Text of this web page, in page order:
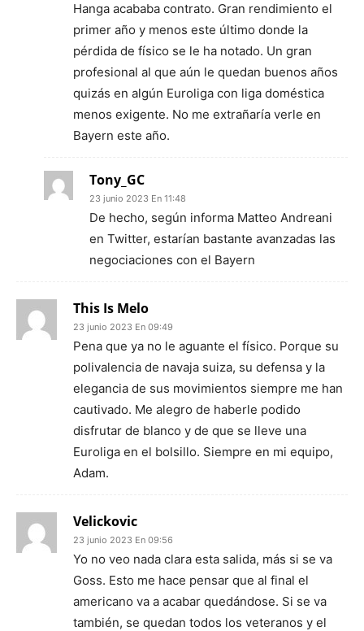
Hanga acababa contrato. Gran rendimiento el
primer año y menos este último donde la
pérdida de físico se le ha notado. Un gran
profesional al que aún le quedan buenos años
quizás en algún Euroliga con liga doméstica
menos exigente. No me extrañaría verle en
Bayern este año.
Tony_GC
23 junio 2023 En 11:48
De hecho, según informa Matteo Andreani
en Twitter, estarían bastante avanzadas las
negociaciones con el Bayern
This Is Melo
23 junio 2023 En 09:49
Pena que ya no le aguante el físico. Porque su
polivalencia de navaja suiza, su defensa y la
elegancia de sus movimientos siempre me han
cautivado. Me alegro de haberle podido
disfrutar de blanco y de que se lleve una
Euroliga en el bolsillo. Siempre en mi equipo,
Adam.
Velickovic
23 junio 2023 En 09:56
Yo no veo nada clara esta salida, más si se va
Goss. Esto me hace pensar que al final el
americano va a acabar quedándose. Si se va
también, se quedan todos los veteranos y el